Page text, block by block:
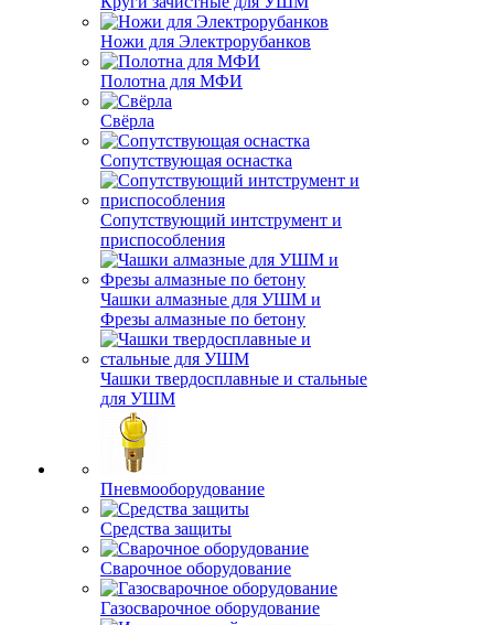
Ножи для Электрорубанков
Полотна для МФИ
Свёрла
Сопутствующая оснастка
Сопутствующий интструмент и
приспособления
Чашки алмазные для УШМ и
Фрезы алмазные по бетону
Чашки твердосплавные и стальные
для УШМ
Пневмооборудование
Средства защиты
Сварочное оборудование
Газосварочное оборудование